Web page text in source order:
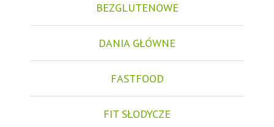
BEZGLUTENOWE
DANIA GŁÓWNE
FASTFOOD
FIT SŁODYCZE